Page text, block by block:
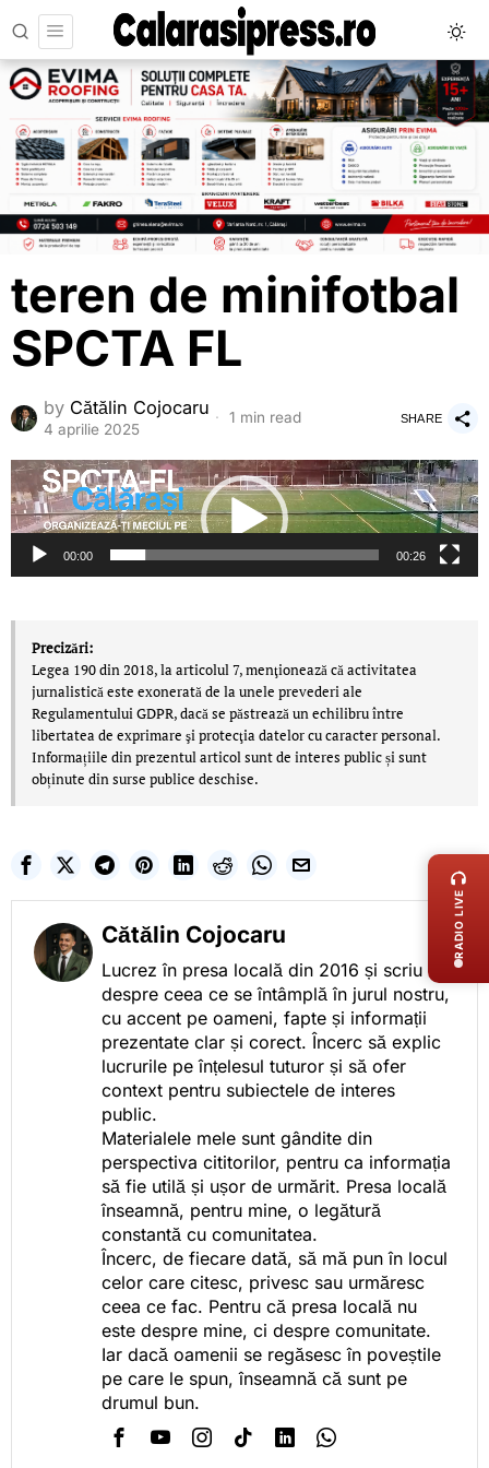
teren de minifotbal
SPCTA FL
by Cătălin Cojocaru
4 aprilie 2025
1 min read SHARE
Player
video
00:00 00:26
Precizări:
Legea 190 din 2018, la articolul 7, menţionează că activitatea
jurnalistică este exonerată de la unele prevederi ale
Regulamentului GDPR, dacă se păstrează un echilibru între
libertatea de exprimare şi protecţia datelor cu caracter personal.
Informațiile din prezentul articol sunt de interes public și sunt
obținute din surse publice deschise.
Cătălin Cojocaru
Lucrez în presa locală din 2016 și scriu
despre ceea ce se întâmplă în jurul nostru,
cu accent pe oameni, fapte și informații
prezentate clar și corect. Încerc să explic
lucrurile pe înțelesul tuturor și să ofer
context pentru subiectele de interes
public.
Materialele mele sunt gândite din
perspectiva cititorilor, pentru ca informația
să fie utilă și ușor de urmărit. Presa locală
înseamnă, pentru mine, o legătură
constantă cu comunitatea.
Încerc, de fiecare dată, să mă pun în locul
celor care citesc, privesc sau urmăresc
ceea ce fac. Pentru că presa locală nu
este despre mine, ci despre comunitate.
Iar dacă oamenii se regăsesc în poveștile
pe care le spun, înseamnă că sunt pe
drumul bun.
RADIO LIVE